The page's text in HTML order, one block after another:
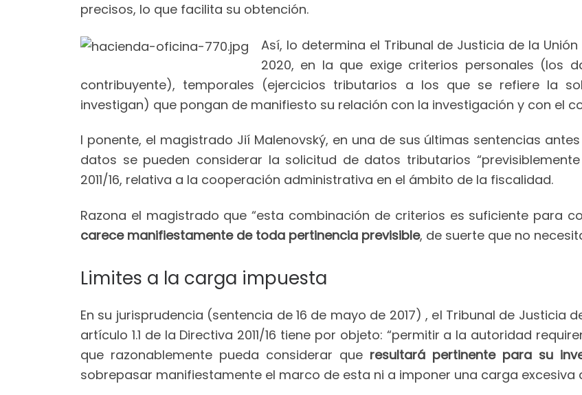
precisos, lo que facilita su obtención.
Así, lo determina el Tribunal de Justicia de la
2020, en la que exige criterios personales (los
contribuyente), temporales (ejercicios tributarios a los que se refiere la
investigan) que pongan de manifiesto su relación con la investigación y con el
l ponente, el magistrado Jií Malenovský, en una de sus últimas sentencias
datos se pueden considerar la solicitud de datos tributarios
2011/16, relativa a la cooperación administrativa en el ámbito de la fiscalidad.
Razona el magistrado que “esta combinación de criterios es suficiente para
carece manifiestamente de toda pertinencia previsible, de suerte que no
Limites a la carga impuesta
En su jurisprudencia (sentencia de 16 de mayo de 2017) , el Tribunal de Justicia
artículo 1.1 de la Directiva 2011/16 tiene por objeto: “permitir a la autoridad
que razonablemente pueda considerar que resultará pertinente para su
sobrepasar manifiestamente el marco de esta ni a imponer una carga excesiva